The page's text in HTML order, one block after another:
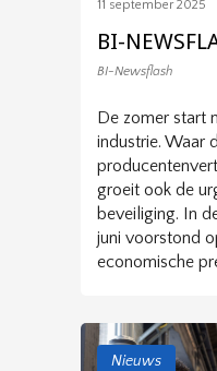
11 september 2025
BI-
BI-Newsflash
De zomer start
industrie. Waar
groeit ook de
beveiliging. In
juni voorstond
economische
Nieuws